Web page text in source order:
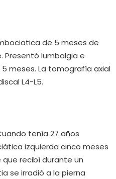
de 5 meses de
Presentó lumbalgia e
meses. La tomografía axial
L4-L5.
tenía 27 años
izquierda cinco meses
recibí durante un
se irradió a la pierna